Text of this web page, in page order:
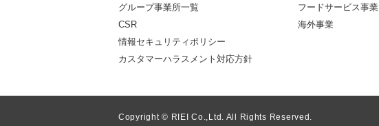
グループ事業所一覧
CSR
情報セキュリティポリシー
カスタマーハラスメント対応方針
フードサービス事業
海外事業
Copyright © RIEI Co.,Ltd. All Rights Reserved.